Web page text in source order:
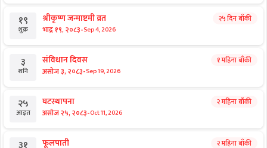
१९
शुक्र
श्रीकृष्ण जन्माष्टमी व्रत
भाद्र १९, २०८३-Sep 4, 2026
२५ दिन बाँकी
३
शनि
संविधान दिवस
असोज ३, २०८३-Sep 19, 2026
१ महिना बाँकी
२५
आइत
घटस्थापना
असोज २५, २०८३-Oct 11, 2026
२ महिना बाँकी
फूलपाती २ महिना बाँकी